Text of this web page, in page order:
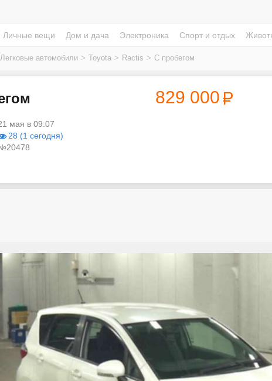
Личные вещи Дом и дача Электроника Спорт и отдых
Легковые автомобили > Toyota > Ractis > С пробегом
мая в 09:07
28 (1 сегодня)
829 000